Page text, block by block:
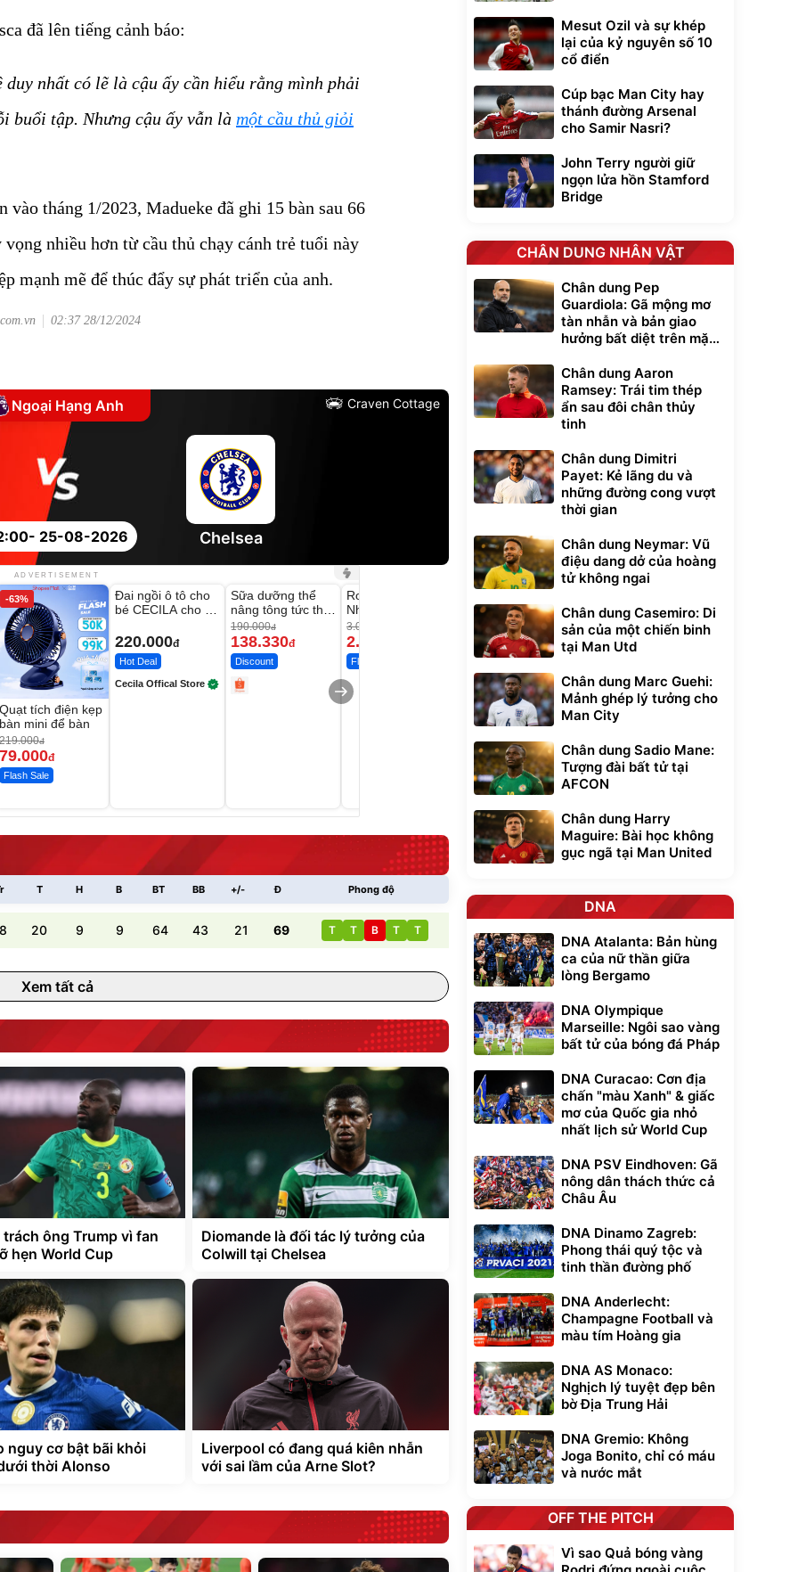
đã lên tiếng cảnh báo:
nhất có lẽ là cậu ấy cần hiểu rằng mình phải
buổi tập. Nhưng cậu ấy vẫn là một cầu thủ giỏi
vào tháng 1/2023, Madueke đã ghi 15 bàn sau 66
nhiều hơn từ cầu thủ chạy cánh trẻ tuổi này
mạnh mẽ để thúc đẩy sự phát triển của anh.
02:37 28/12/2024
Ngoại Hạng Anh Craven Cottage
- 25-08-2026 Chelsea
ADVERTISEMENT
-63%
Quạt tích điện kẹp
bàn mini để bàn
219.000đ
79.000đ
Flash Sale
Đai ngồi ô tô cho
bé CECILA cho bé
220.000đ
Hot Deal
Cecila Offical Store
-27%
Sữa dưỡng thể
nâng tông tức thì
Vaseline Body
190.000đ
138.330đ
Discount
Robot Hút Bụi Lau
Nhà - D2-001 -
Thông Minh
3.000.000
2.200.000
Flash Sale
Unmute
Khung Nhôm
9066 Size
20/24/28 Cao Cấp
1.000.000đ
825.000đ
Lót ghế ôtô, nâng
lưng chống nóng
trong di chuyển
295.000đ
Đã bán nhiều
T H B BT BB +/- Đ Phong độ
20 9 9 64 43 21 69 T T B T T
Xem tất cả
trách ông Trump vì fan
hẹn World Cup
Diomande là đối tác lý tưởng của
Colwill tại Chelsea
nguy cơ bật bãi khỏi
thời Alonso
Liverpool có đang quá kiên nhẫn
với sai lầm của Arne Slot?
Mesut Ozil và sự khép
lại của kỷ nguyên số 10
cổ điển
Cúp bạc Man City hay
thánh đường Arsenal
cho Samir Nasri?
John Terry người giữ
ngọn lửa hồn Stamford
Bridge
CHÂN DUNG NHÂN VẬT
Chân dung Pep
Guardiola: Gã mộng mơ
tàn nhẫn và bản giao
hưởng bất diệt trên mặt
Chân dung Aaron
Ramsey: Trái tim thép
ẩn sau đôi chân thủy
tinh
Chân dung Dimitri
Payet: Kẻ lãng du và
những đường cong vượt
thời gian
Chân dung Neymar: Vũ
điệu dang dở của hoàng
tử không ngai
Chân dung Casemiro: Di
sản của một chiến binh
tại Man Utd
Chân dung Marc Guehi:
Mảnh ghép lý tưởng cho
Man City
Chân dung Sadio Mane:
Tượng đài bất tử tại
AFCON
Chân dung Harry
Maguire: Bài học không
gục ngã tại Man United
DNA
DNA Atalanta: Bản hùng
ca của nữ thần giữa
lòng Bergamo
DNA Olympique
Marseille: Ngôi sao vàng
bất tử của bóng đá Pháp
DNA Curacao: Cơn địa
chấn "màu Xanh" & giấc
mơ của Quốc gia nhỏ
nhất lịch sử World Cup
DNA PSV Eindhoven: Gã
nông dân thách thức cả
Châu Âu
DNA Dinamo Zagreb:
Phong thái quý tộc và
tinh thần đường phố
DNA Anderlecht:
Champagne Football và
màu tím Hoàng gia
DNA AS Monaco:
Nghịch lý tuyệt đẹp bên
bờ Địa Trung Hải
DNA Gremio: Không
Joga Bonito, chỉ có máu
và nước mắt
OFF THE PITCH
Vì sao Quả bóng vàng